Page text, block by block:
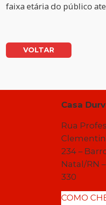
faixa etária do público
VOLTAR
Casa
Rua
234 –
Natal/RN
330
COMO